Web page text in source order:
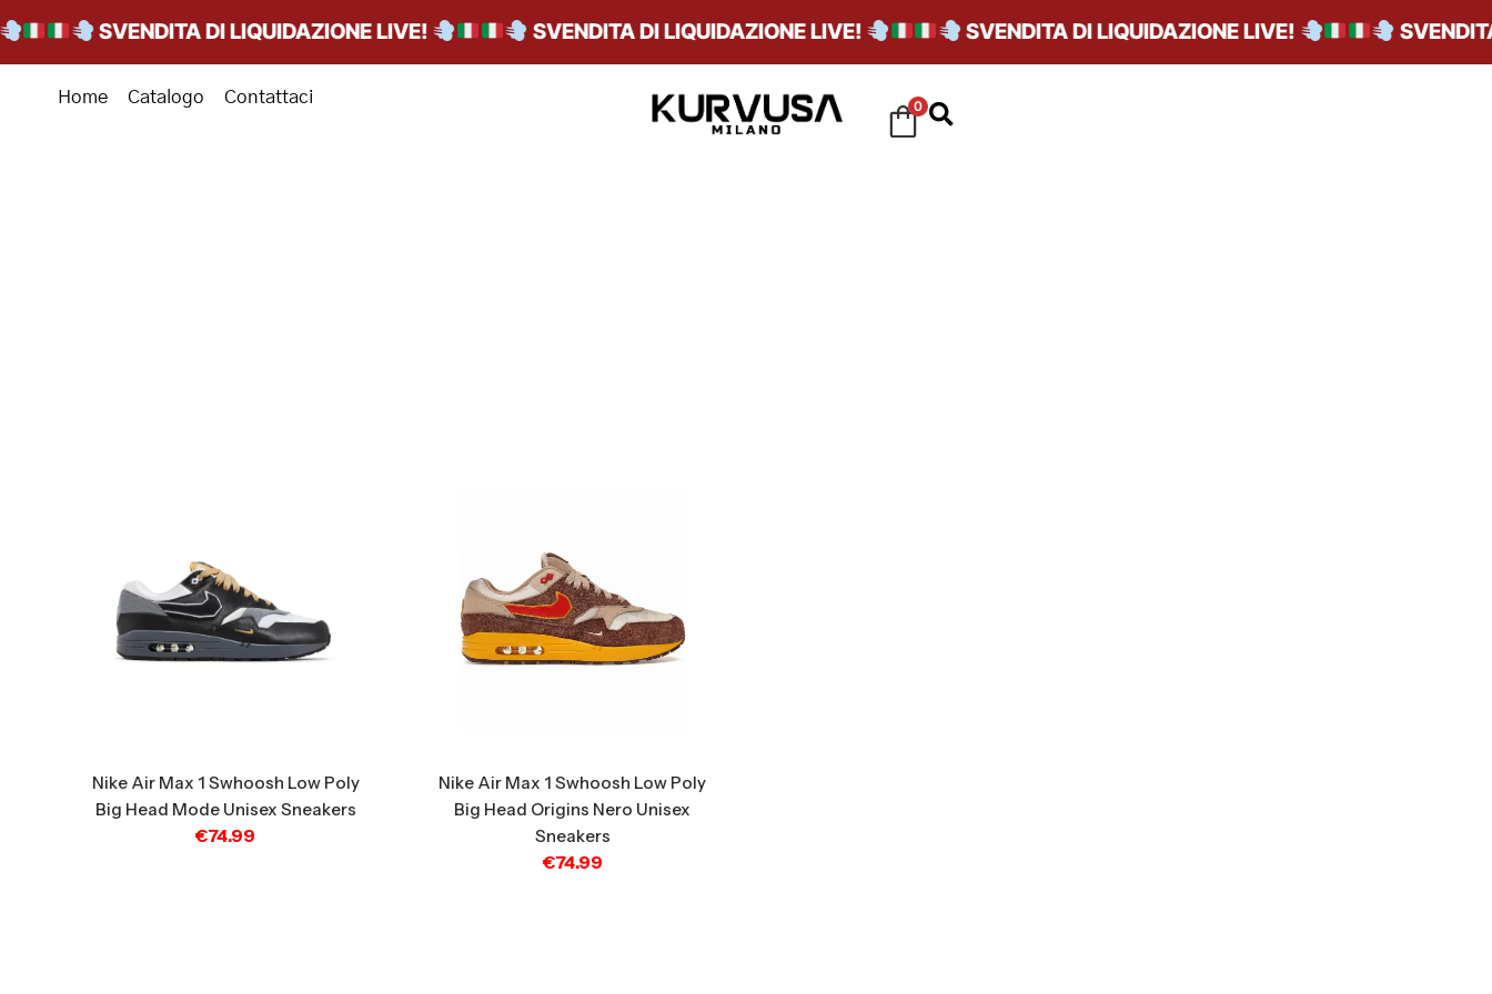
SVENDITA DI LIQUIDAZIONE LIVE! SVENDITA DI LIQUIDAZIONE LIVE! SVENDITA DI LIQUIDAZIONE LIVE! SVENDITA
Home Catalogo Contattaci 0
Nike Air Max 1 Swhoosh Low Poly
Big Head Mode Unisex Sneakers
€74.99
Nike Air Max 1 Swhoosh Low Poly
Big Head Origins Nero Unisex
Sneakers
€74.99